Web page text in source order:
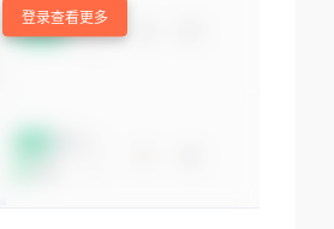
登录查看更多